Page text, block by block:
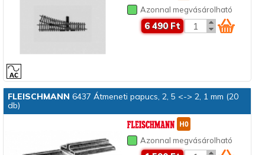
Azonnal megvásárolható
6 490 Ft
FLEISCHMANN 6437 Átmeneti papucs, 2, 5 <-> 2, 1 mm (20
db)
Azonnal megvásárolható